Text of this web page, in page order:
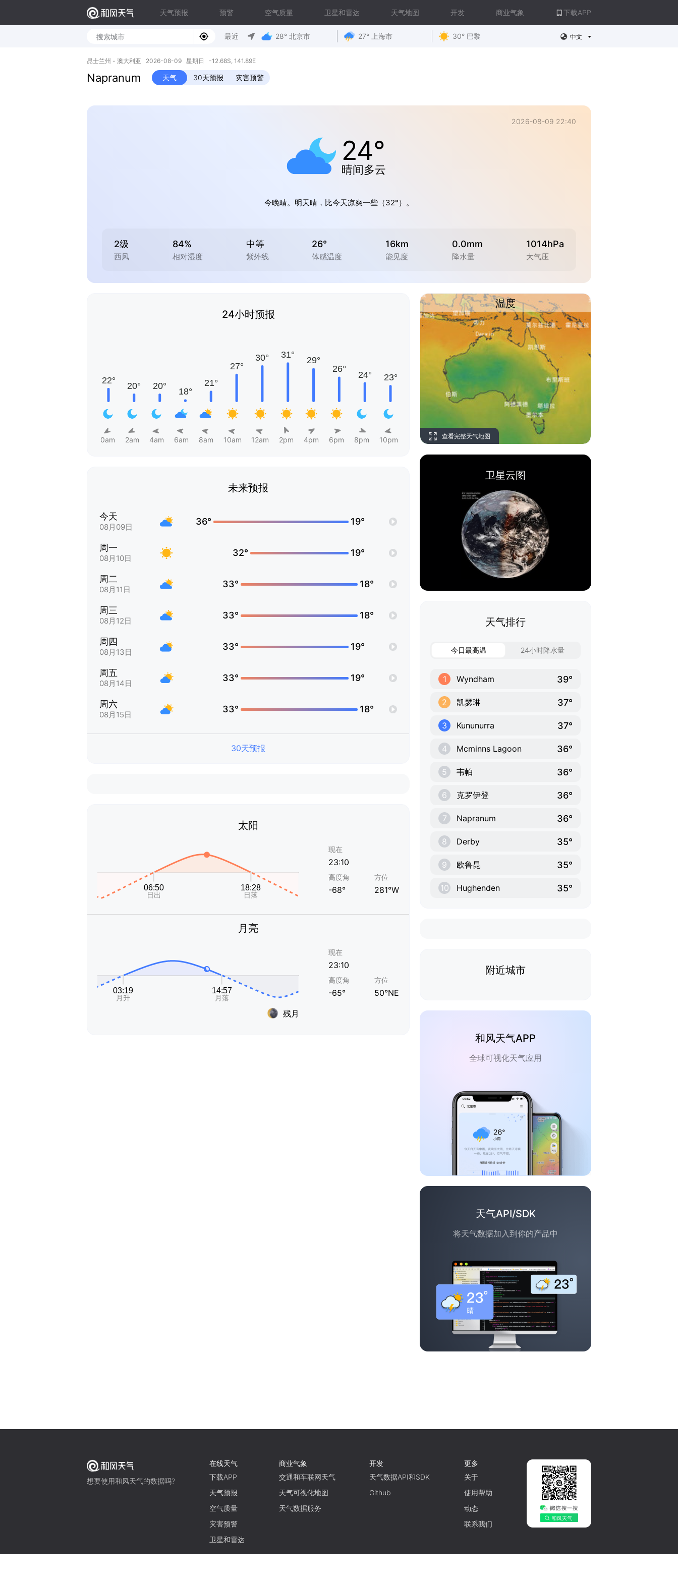
天气预报 预警 空气质量 卫星和雷达 天气地图 开发 商业气象 下载APP
最近 28° 北京市 27° 上海市 30° 巴黎 中文
昆士兰州 - 澳大利亚 2026-08-09 星期日 -12.68S, 141.89E
Napranum 天气 30天预报 灾害预警
2026-08-09 22:40
24°
晴间多云
今晚晴。明天晴，比今天凉爽一些（32°）。
2级
西风
84%
相对湿度
中等
紫外线
26°
体感温度
16km
能见度
0.0mm
降水量
1014hPa
大气压
24小时预报
0am 2am 4am 6am 8am 10am 12am 2pm 4pm 6pm 8pm 10pm
未来预报
今天
08月09日
36° 19°
周一
08月10日
32° 19°
周二
08月11日
33° 18°
周三
08月12日
33° 18°
周四
08月13日
33° 19°
周五
08月14日
33° 19°
周六
08月15日
33° 18°
30天预报
太阳
现在
23:10
高度角
-68°
方位
281°W
月亮
残月
现在
23:10
高度角
-65°
方位
50°NE
温度
查看完整天气地图
卫星云图
天气排行
今日最高温 24小时降水量
1 Wyndham 39°
2 凯瑟琳 37°
3 Kununurra 37°
4 Mcminns Lagoon 36°
5 韦帕 36°
6 克罗伊登 36°
7 Napranum 36°
8 Derby 35°
9 欧鲁昆 35°
10 Hughenden 35°
附近城市
和风天气APP
全球可视化天气应用
天气API/SDK
将天气数据加入到你的产品中
想要使用和风天气的数据吗?
在线天气
下载APP
天气预报
空气质量
灾害预警
卫星和雷达
商业气象
交通和车联网天气
天气可视化地图
天气数据服务
开发
天气数据API和SDK
Github
更多
关于
使用帮助
动态
联系我们